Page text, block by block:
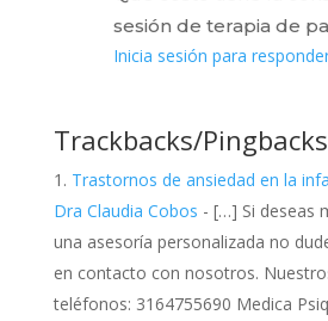
sesión de terapia de
Inicia sesión para
Trackbacks/Pingbacks
Trastornos de ansiedad en la
Dra Claudia Cobos - […] Si deseas
una asesoría personalizada no
en contacto con nosotros.
teléfonos: 3164755690 Medica